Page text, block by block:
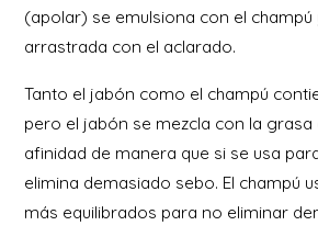
(apolar) se emulsiona con el champú
arrastrada con el aclarado.
Tanto el jabón como el champú
pero el jabón se mezcla con la
afinidad de manera que si se usa
elimina demasiado sebo. El champú
más equilibrados para no eliminar